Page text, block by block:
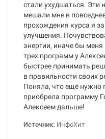
стали ухудшаться. Эти
мешали мне в
прохождения курса я
улучшения.
энергии, иначе бы меня
трех программ у
быстрее принимать
в правильности своих
Поняла, что ещё нужно
приобрела программу
Алексеем дальше!
Источник: ИнфоХит